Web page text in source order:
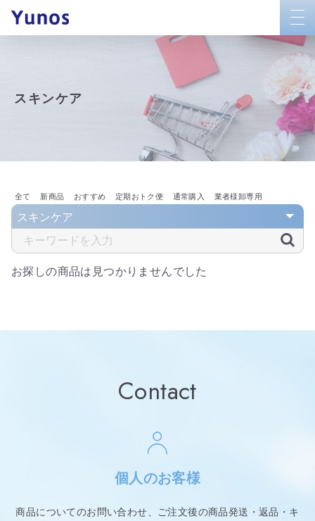
スキンケア
全て 新商品 おすすめ 定期おトク便 通常購入 業者様卸専用
お探しの商品は見つかりませんでした
Contact
個人のお客様
商品についてのお問い合わせ、ご注文後の商品発送・返品・キ